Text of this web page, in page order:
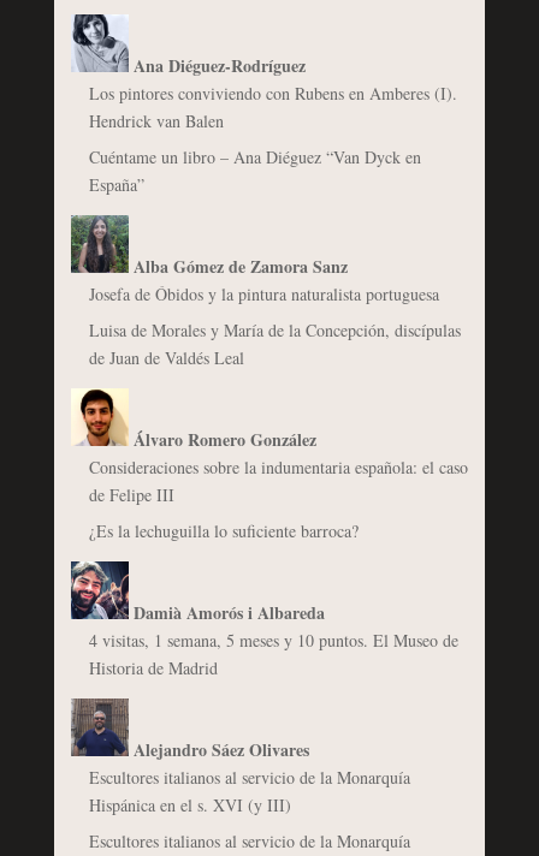
Ana Diéguez-Rodríguez
Los pintores conviviendo con Rubens en Amberes (I).
Hendrick van Balen
Cuéntame un libro – Ana Diéguez “Van Dyck en
España”
Alba Gómez de Zamora Sanz
Josefa de Óbidos y la pintura naturalista portuguesa
Luisa de Morales y María de la Concepción, discípulas
de Juan de Valdés Leal
Álvaro Romero González
Consideraciones sobre la indumentaria española: el caso
de Felipe III
¿Es la lechuguilla lo suficiente barroca?
Damià Amorós i Albareda
4 visitas, 1 semana, 5 meses y 10 puntos. El Museo de
Historia de Madrid
Alejandro Sáez Olivares
Escultores italianos al servicio de la Monarquía
Hispánica en el s. XVI (y III)
Escultores italianos al servicio de la Monarquía